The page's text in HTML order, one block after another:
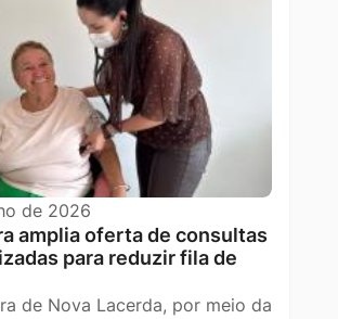
de 2026
amplia oferta de consultas
para reduzir fila de
de Nova Lacerda, por meio da